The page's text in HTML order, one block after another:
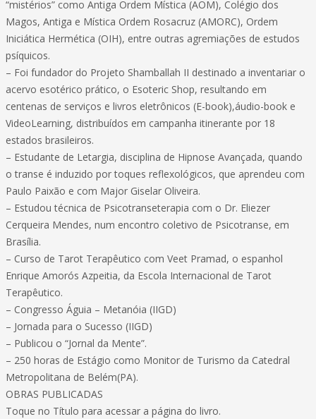
“mistérios” como Antiga Ordem Mística (AOM), Colégio dos
Magos, Antiga e Mística Ordem Rosacruz (AMORC), Ordem
Iniciática Hermética (OIH), entre outras agremiações de estudos
psíquicos.
– Foi fundador do Projeto Shamballah II destinado a inventariar o
acervo esotérico prático, o Esoteric Shop, resultando em
centenas de serviços e livros eletrônicos (E-book),áudio-book e
VideoLearning, distribuídos em campanha itinerante por 18
estados brasileiros.
– Estudante de Letargia, disciplina de Hipnose Avançada, quando
o transe é induzido por toques reflexológicos, que aprendeu com
Paulo Paixão e com Major Giselar Oliveira.
– Estudou técnica de Psicotranseterapia com o Dr. Eliezer
Cerqueira Mendes, num encontro coletivo de Psicotranse, em
Brasília.
– Curso de Tarot Terapêutico com Veet Pramad, o espanhol
Enrique Amorós Azpeitia, da Escola Internacional de Tarot
Terapêutico.
– Congresso Águia – Metanóia (IIGD)
– Jornada para o Sucesso (IIGD)
– Publicou o “Jornal da Mente”.
– 250 horas de Estágio como Monitor de Turismo da Catedral
Metropolitana de Belém(PA).
OBRAS PUBLICADAS
Toque no Título para acessar a página do livro.